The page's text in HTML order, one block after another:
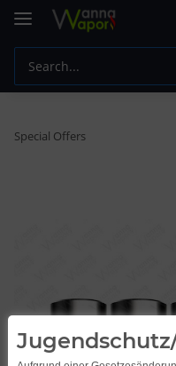
Special Offers